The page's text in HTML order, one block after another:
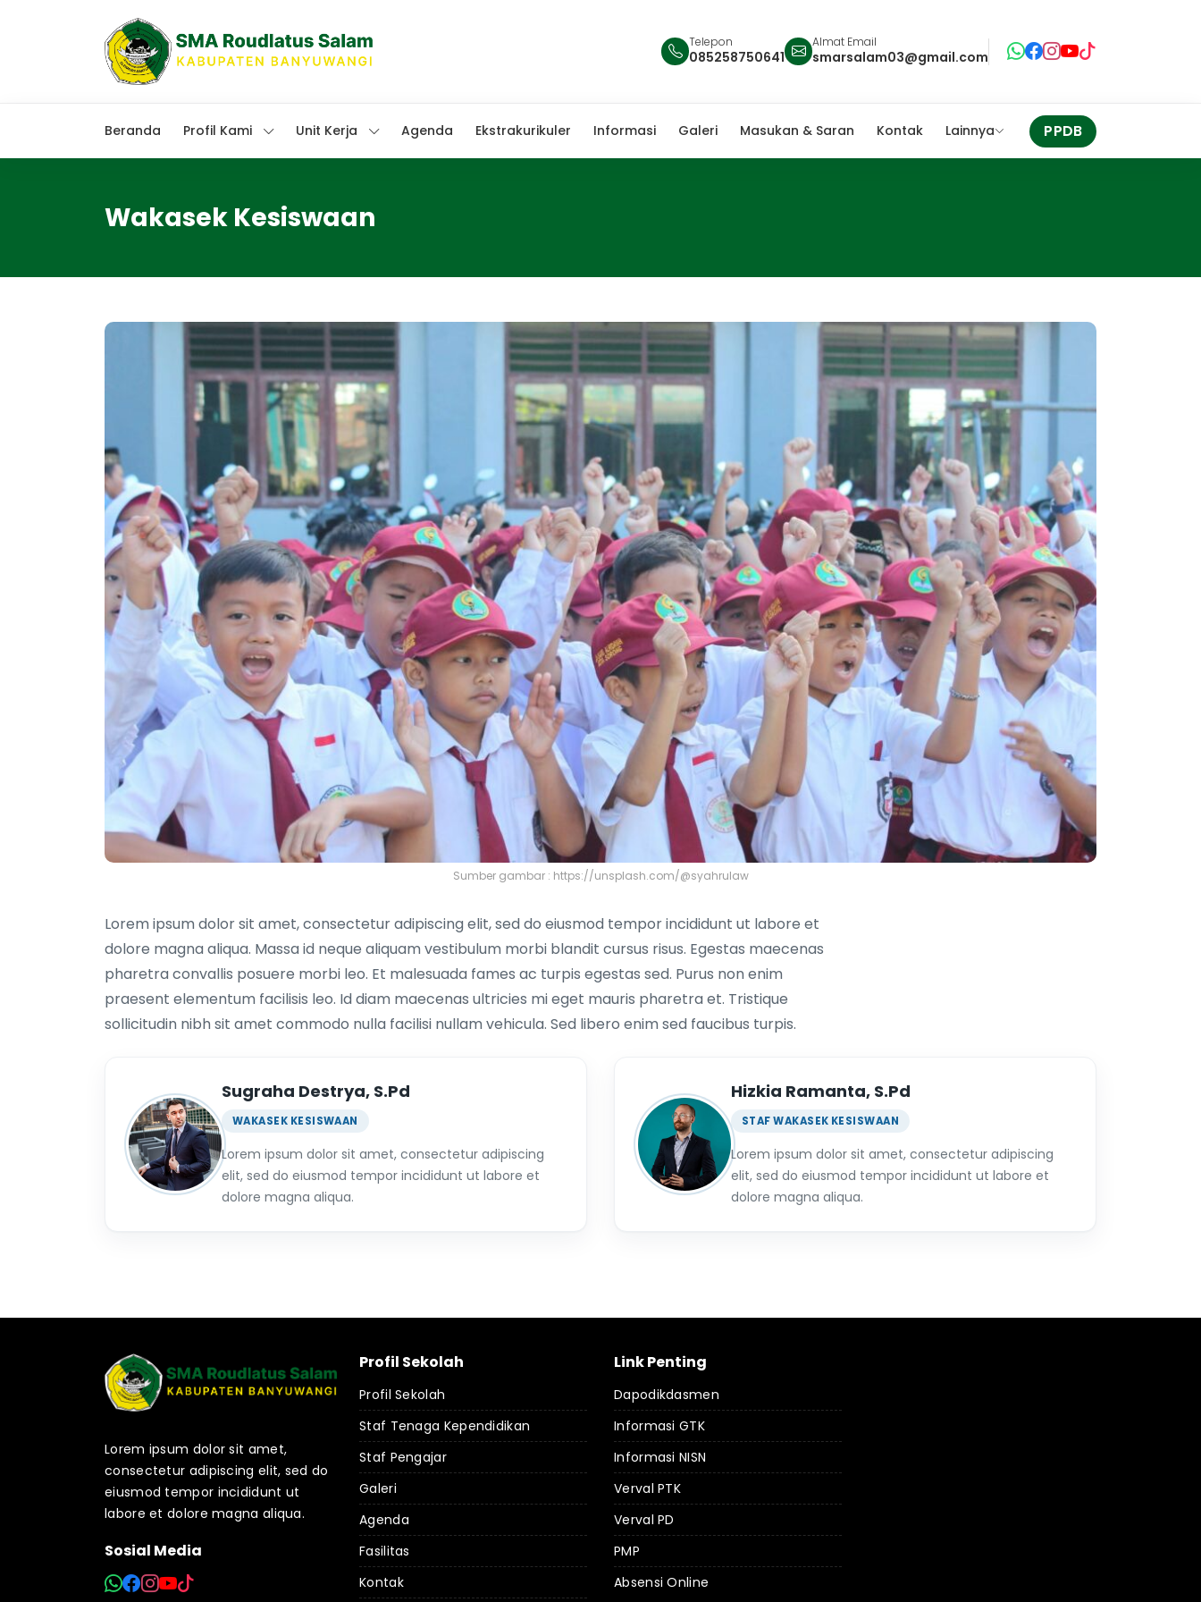
Telepon
085258750641
Almat Email
smarsalam03@gmail.com
Beranda Profil Kami Unit Kerja Agenda Ekstrakurikuler Informasi Galeri Masukan & Saran Kontak Lainnya PPDB
Wakasek Kesiswaan
Sumber gambar : https://unsplash.com/@syahrulaw
Lorem ipsum dolor sit amet, consectetur adipiscing elit, sed do eiusmod tempor incididunt ut labore et
dolore magna aliqua. Massa id neque aliquam vestibulum morbi blandit cursus risus. Egestas maecenas
pharetra convallis posuere morbi leo. Et malesuada fames ac turpis egestas sed. Purus non enim
praesent elementum facilisis leo. Id diam maecenas ultricies mi eget mauris pharetra et. Tristique
sollicitudin nibh sit amet commodo nulla facilisi nullam vehicula. Sed libero enim sed faucibus turpis.
Sugraha Destrya, S.Pd
WAKASEK KESISWAAN
Lorem ipsum dolor sit amet, consectetur adipiscing
elit, sed do eiusmod tempor incididunt ut labore et
dolore magna aliqua.
Hizkia Ramanta, S.Pd
STAF WAKASEK KESISWAAN
Lorem ipsum dolor sit amet, consectetur adipiscing
elit, sed do eiusmod tempor incididunt ut labore et
dolore magna aliqua.
Lorem ipsum dolor sit amet,
consectetur adipiscing elit, sed do
eiusmod tempor incididunt ut
labore et dolore magna aliqua.
Sosial Media
Profil Sekolah
Profil Sekolah
Staf Tenaga Kependidikan
Staf Pengajar
Galeri
Agenda
Fasilitas
Kontak
Link Penting
Dapodikdasmen
Informasi GTK
Informasi NISN
Verval PTK
Verval PD
PMP
Absensi Online